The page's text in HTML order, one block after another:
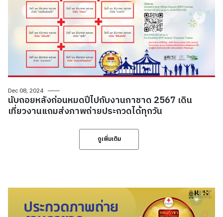
Dec 08, 2024
นับถอยหลังก่อนหมดปีไปกับงานกาชาด 2567 เดิน
เที่ยวงานแถมส่งภาพถ่ายประกวดได้ทุกวัน
ดูเพิ่มเติม